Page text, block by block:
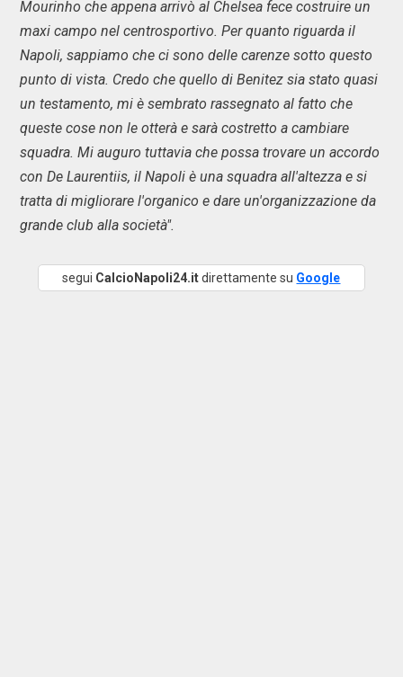
Mourinho che appena arrivò al Chelsea fece costruire un
maxi campo nel centrosportivo. Per quanto riguarda il
Napoli, sappiamo che ci sono delle carenze sotto questo
punto di vista. Credo che quello di Benitez sia stato quasi
un testamento, mi è sembrato rassegnato al fatto che
queste cose non le otterà e sarà costretto a cambiare
squadra. Mi auguro tuttavia che possa trovare un accordo
con De Laurentiis, il Napoli è una squadra all'altezza e si
tratta di migliorare l'organico e dare un'organizzazione da
grande club alla società".
segui CalcioNapoli24.itdirettamente su Google